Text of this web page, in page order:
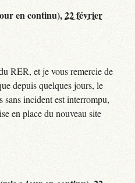
en continu),22 février
RER, et je vous remercie de
depuis quelques jours, le
sans incident est interrompu,
en place du nouveau site